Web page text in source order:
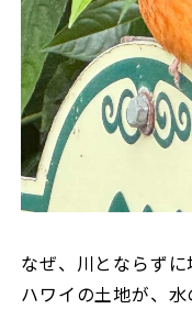
なぜ、川とならず
ハワイの土地が、